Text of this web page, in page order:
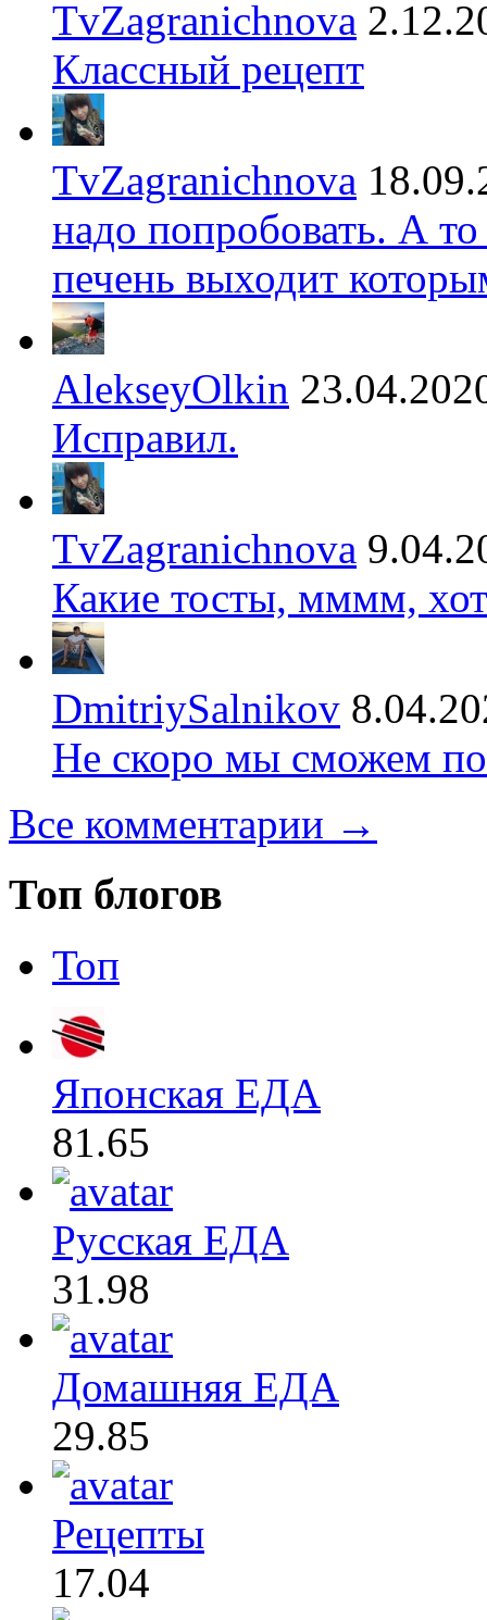
TvZagranichnova
Классный рецепт
TvZagranichnova
надо попробовать. А
печень выходит
AlekseyOlkin
Исправил.
TvZagranichnova
Какие тосты, мммм,
DmitriySalnikov
Не скоро мы сможем
Все комментарии →
Топ блогов
Топ
Японская ЕДА
81.65
Русская ЕДА
31.98
Домашняя ЕДА
29.85
Рецепты
17.04